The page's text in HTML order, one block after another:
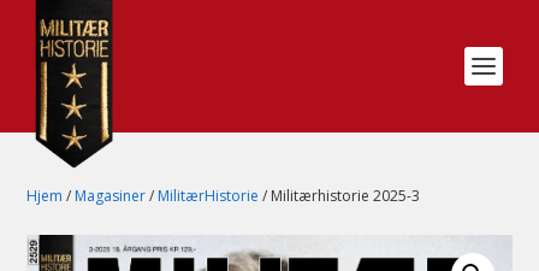
Hjem / Magasiner/ MilitærHistorie / Militærhistorie 2025-3